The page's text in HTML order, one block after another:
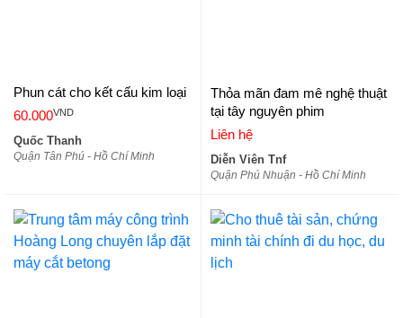
Phun cát cho kết cấu kim loại
60.000VND
Quốc Thanh
Quận Tân Phú - Hồ Chí Minh
Thỏa mãn đam mê nghệ thuật
tại tây nguyên phim
Liên hệ
Diễn Viên Tnf
Quận Phú Nhuận - Hồ Chí Minh